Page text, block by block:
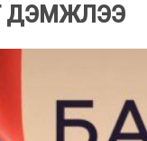
ДЭМЖЛЭЭ